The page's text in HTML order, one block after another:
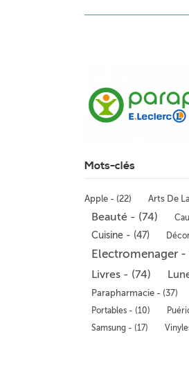
Mots-clés
Apple - (22) Arts De
Beauté - (74)
Cuisine - (47)
Electromenager -
Livres - (74)
Parapharmacie - (37)
Portables - (10)
Samsung - (17)